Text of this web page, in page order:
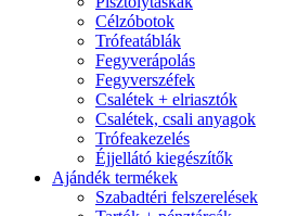
Célzóbotok
Trófeatáblák
Fegyverápolás
Fegyverszéfek
Csalétek + elriasztók
Csalétek, csali anyagok
Trófeakezelés
Éjjellátó kiegészítők
Ajándék termékek
Szabadtéri felszerelések